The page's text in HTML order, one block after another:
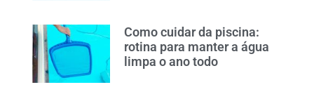
Como cuidar da piscina:
rotina para manter a água
limpa o ano todo